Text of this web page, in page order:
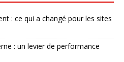
: ce qui a changé pour les sites
: un levier de performance